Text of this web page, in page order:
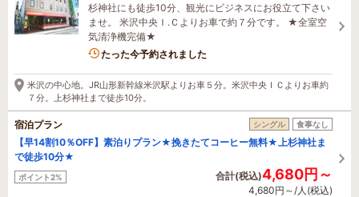
杉神社にも徒歩10分、観光にビジネスにお役立て下さい
ませ。 米沢中央Ｉ.Ｃよりお車で約７分です。 ★全室空
気清浄機完備★
1名がこの宿を見ています
たった今予約されました
米沢の中心地。JR山形新幹線米沢駅よりお車５分。米沢中央ＩＣよりお車約
７分。上杉神社まで徒歩10分。
宿泊プラン シングル 食事なし
【早14割10％OFF】素泊りプラン★挽きたてコーヒー無料★上杉神社ま
で徒歩10分★
ポイント2% 合計(税込)4,680円～
4,680円～/人(税込)